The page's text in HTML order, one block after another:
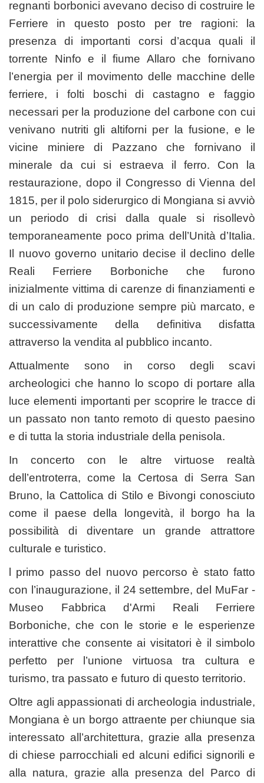
regnanti borbonici avevano deciso di costruire le
Ferriere in questo posto per tre ragioni: la
presenza di importanti corsi d’acqua quali il
torrente Ninfo e il fiume Allaro che fornivano
l’energia per il movimento delle macchine delle
ferriere, i folti boschi di castagno e faggio
necessari per la produzione del carbone con cui
venivano nutriti gli altiforni per la fusione, e le
vicine miniere di Pazzano che fornivano il
minerale da cui si estraeva il ferro. Con la
restaurazione, dopo il Congresso di Vienna del
1815, per il polo siderurgico di Mongiana si avviò
un periodo di crisi dalla quale si risollevò
temporaneamente poco prima dell’Unità d’Italia.
Il nuovo governo unitario decise il declino delle
Reali Ferriere Borboniche che furono
inizialmente vittima di carenze di finanziamenti e
di un calo di produzione sempre più marcato, e
successivamente della definitiva disfatta
attraverso la vendita al pubblico incanto.
Attualmente sono in corso degli scavi
archeologici che hanno lo scopo di portare alla
luce elementi importanti per scoprire le tracce di
un passato non tanto remoto di questo paesino
e di tutta la storia industriale della penisola.
In concerto con le altre virtuose realtà
dell’entroterra, come la Certosa di Serra San
Bruno, la Cattolica di Stilo e Bivongi conosciuto
come il paese della longevità, il borgo ha la
possibilità di diventare un grande attrattore
culturale e turistico.
l primo passo del nuovo percorso è stato fatto
con l’inaugurazione, il 24 settembre, del MuFar -
Museo Fabbrica d'Armi Reali Ferriere
Borboniche, che con le storie e le esperienze
interattive che consente ai visitatori è il simbolo
perfetto per l’unione virtuosa tra cultura e
turismo, tra passato e futuro di questo territorio.
Oltre agli appassionati di archeologia industriale,
Mongiana è un borgo attraente per chiunque sia
interessato all’architettura, grazie alla presenza
di chiese parrocchiali ed alcuni edifici signorili e
alla natura, grazie alla presenza del Parco di